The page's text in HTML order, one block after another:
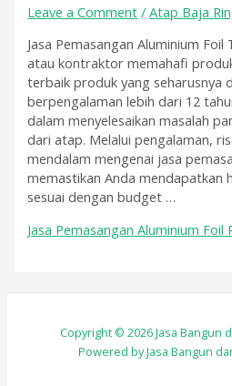
Leave a Comment /Atap Baja
Jasa Pemasangan Aluminium
atau kontraktor memahafi
terbaik produk yang seharusnya
berpengalaman lebih dari 12
dalam menyelesaikan masalah
dari atap. Melalui pengalaman,
mendalam mengenai jasa
memastikan Anda mendapatkan
sesuai dengan budget …
Jasa Pemasangan Aluminium Foil
Copyright © 2026 Jasa Bangun
Powered by Jasa Bangun